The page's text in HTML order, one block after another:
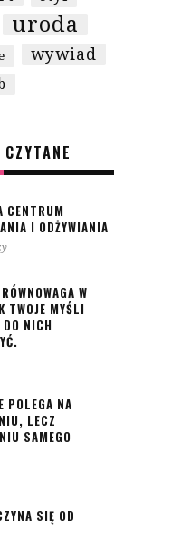
uroda
wywiad
CENTRUM
I ODŻYWIANIA
W
TWOJE MYŚLI
NICH
POLEGA NA
LECZ
SAMEGO
SIĘ OD